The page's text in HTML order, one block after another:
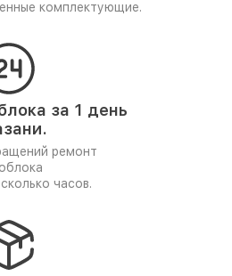
комплектующие.
за 1 день
ремонт
часов.